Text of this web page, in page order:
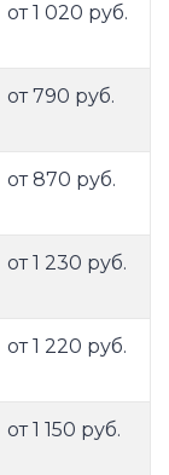
от 1 020 руб.
от 790 руб.
от 870 руб.
от 1 230 руб.
от 1 220 руб.
от 1 150 руб.